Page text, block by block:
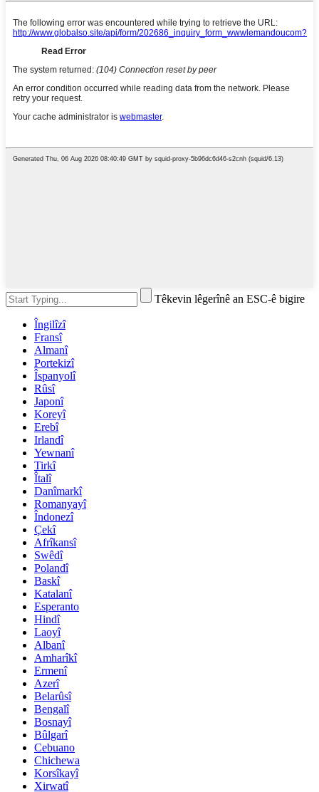
Têkevin lêgerînê an ESC-ê bigire
Îngilîzî
Fransî
Almanî
Portekizî
Îspanyolî
Rûsî
Japonî
Koreyî
Erebî
Irlandî
Yewnanî
Tirkî
Îtalî
Danîmarkî
Romanyayî
Îndonezî
Çekî
Afrîkansî
Swêdî
Polandî
Baskî
Katalanî
Esperanto
Hindî
Laoyî
Albanî
Amharîkî
Ermenî
Azerî
Belarûsî
Bengalî
Bosnayî
Bûlgarî
Cebuano
Chichewa
Korsîkayî
Xirwatî